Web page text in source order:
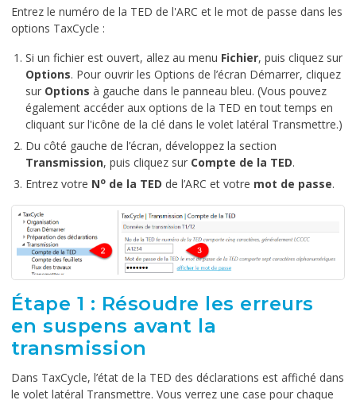
Entrez le numéro de la TED de l'ARC et le mot de passe dans les
options TaxCycle :
Si un fichier est ouvert, allez au menu Fichier, puis cliquez sur
Options. Pour ouvrir les Options de l’écran Démarrer, cliquez
sur Options à gauche dans le panneau bleu. (Vous pouvez
également accéder aux options de la TED en tout temps en
cliquant sur l'icône de la clé dans le volet latéral Transmettre.)
Du côté gauche de l’écran, développez la section
Transmission, puis cliquez sur Compte de la TED.
Entrez votre No de la TED de l’ARC et votre mot de passe.
Étape 1 : Résoudre les erreurs
en suspens avant la
transmission
Dans TaxCycle, l’état de la TED des déclarations est affiché dans
le volet latéral Transmettre. Vous verrez une case pour chaque